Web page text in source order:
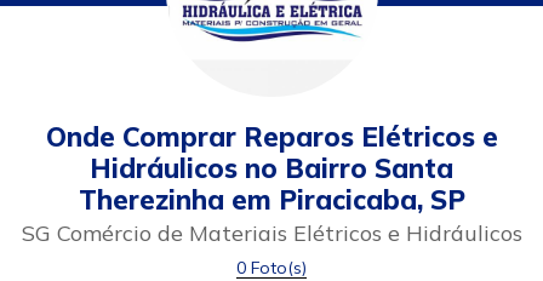
Onde Comprar Reparos Elétricos e
Hidráulicos no Bairro Santa
Therezinha em Piracicaba, SP
SG Comércio de Materiais Elétricos e Hidráulicos
0 Foto(s)